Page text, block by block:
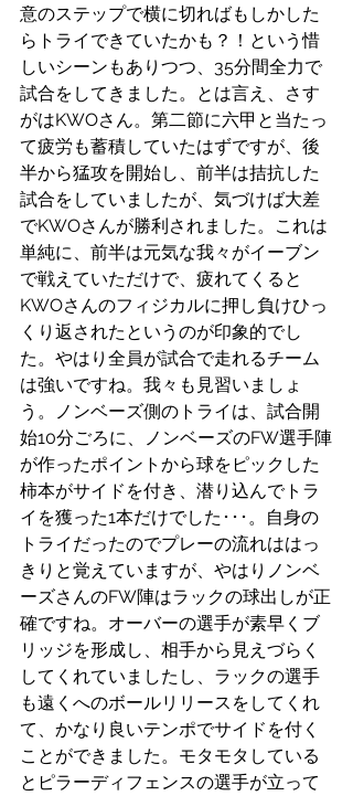
意のステップで横に切ればもしかした
らトライできていたかも？！という惜
しいシーンもありつつ、35分間全力で
試合をしてきました。とは言え、さす
がはKWOさん。第二節に六甲と当たっ
て疲労も蓄積していたはずですが、後
半から猛攻を開始し、前半は拮抗した
試合をしていましたが、気づけば大差
でKWOさんが勝利されました。これは
単純に、前半は元気な我々がイーブン
で戦えていただけで、疲れてくると
KWOさんのフィジカルに押し負けひっ
くり返されたというのが印象的でし
た。やはり全員が試合で走れるチーム
は強いですね。我々も見習いましょ
う。ノンベーズ側のトライは、試合開
始10分ごろに、ノンベーズのFW選手陣
が作ったポイントから球をピックした
柿本がサイドを付き、潜り込んでトラ
イを獲った1本だけでした･･･。自身の
トライだったのでプレーの流れははっ
きりと覚えていますが、やはりノンベ
ーズさんのFW陣はラックの球出しが正
確ですね。オーバーの選手が素早くブ
リッジを形成し、相手から見えづらく
してくれていましたし、ラックの選手
も遠くへのボールリリースをしてくれ
て、かなり良いテンポでサイドを付く
ことができました。モタモタしている
とピラーディフェンスの選手が立って